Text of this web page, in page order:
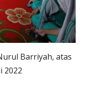
Barriyah, atas
2022